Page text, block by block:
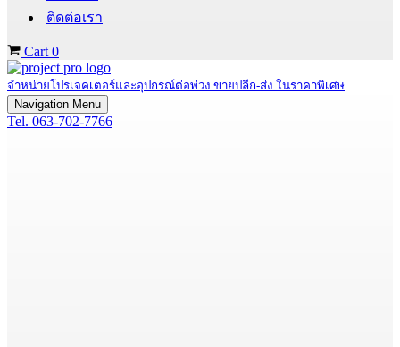
ติดต่อเรา
Cart 0
จำหน่ายโปรเจคเตอร์และอุปกรณ์ต่อพ่วง ขายปลีก-ส่ง ในราคาพิเศษ
Navigation Menu
Tel. 063-702-7766